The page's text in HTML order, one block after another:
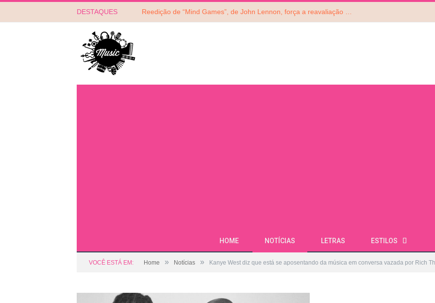
DESTAQUES Reedição de “Mind Games”, de John Lennon, força a reavaliação do álbum do ex-Beatle. Ouça!
HOME NOTÍCIAS LETRAS ESTILOS
VOCÊ ESTÁ EM: Home » Notícias » Kanye West diz que está se aposentando da música em conversa vazada por Rich